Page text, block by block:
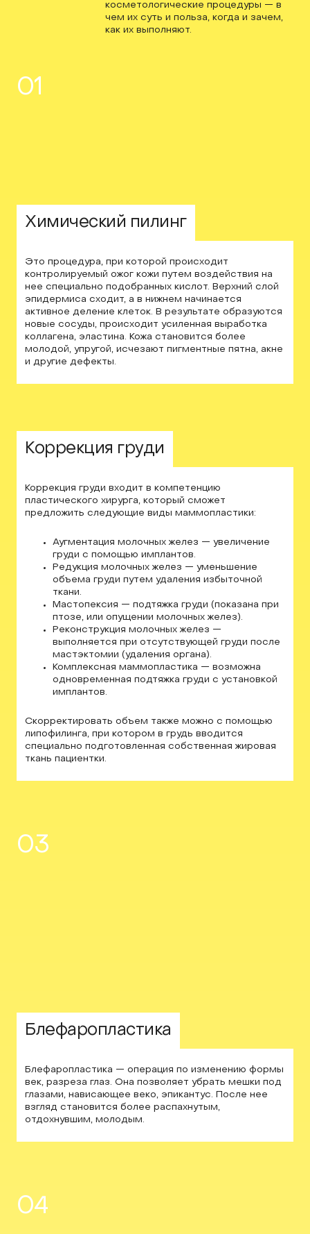
косметологические процедуры — в
чем их суть и польза, когда и зачем,
как их выполняют.
01
Химический пилинг
Это процедура, при которой происходит
контролируемый ожог кожи путем воздействия на
нее специально подобранных кислот. Верхний слой
эпидермиса сходит, а в нижнем начинается
активное деление клеток. В результате образуются
новые сосуды, происходит усиленная выработка
коллагена, эластина. Кожа становится более
молодой, упругой, исчезают пигментные пятна, акне
и другие дефекты.
02
Коррекция груди
Коррекция груди входит в компетенцию
пластического хирурга, который сможет
предложить следующие виды маммопластики:
Аугментация молочных желез — увеличение
груди с помощью имплантов.
Редукция молочных желез — уменьшение
объема груди путем удаления избыточной
ткани.
Мастопексия — подтяжка груди (показана при
птозе, или опущении молочных желез).
Реконструкция молочных желез —
выполняется при отсутствующей груди после
мастэктомии (удаления органа).
Комплексная маммопластика — возможна
одновременная подтяжка груди с установкой
имплантов.
Скорректировать объем также можно с помощью
липофилинга, при котором в грудь вводится
специально подготовленная собственная жировая
ткань пациентки.
03
Блефаропластика
Блефаропластика — операция по изменению формы
век, разреза глаз. Она позволяет убрать мешки под
глазами, нависающее веко, эпикантус. После нее
взгляд становится более распахнутым,
отдохнувшим, молодым.
04